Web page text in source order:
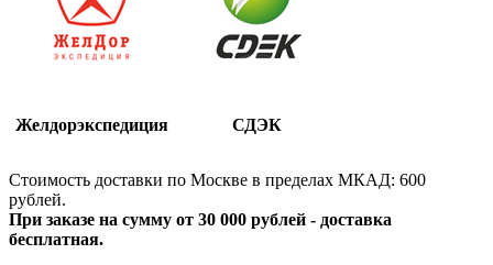
Желдорэкспедиция СДЭК
Стоимость доставки по Москве в пределах МКАД: 600
рублей.
При заказе на сумму от 30 000 рублей - доставка
бесплатная.